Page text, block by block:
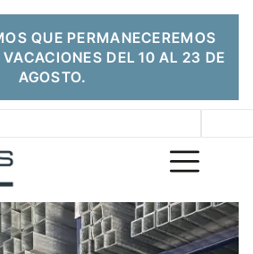
QUE PERMANECEREMOS
DEL 10 AL 23 DE
AGOSTO.